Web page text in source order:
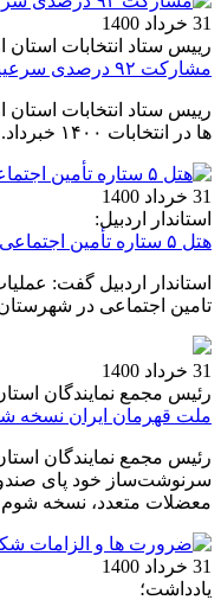
31 خرداد 1400
رییس ستاد انتخابات استان
مشارکت ۹۲ درصدی سرعینی ها در انتخابات ۱۴۰۰
ها در انتخابات ۱۴۰۰ خبرداد.
31 خرداد 1400
استاندار اردبیل:
هتل ۵ ستاره تأمین اجتماعی در سرعین احداث می‌شود
استاندار اردبیل گفت:
تامین اجتماعی در
31 خرداد 1400
رئیس مجمع نمایندگان
ملت قهرمان ایران نسخه
رئیس مجمع نمایندگان
سرنوشت‌ساز خود پای
معضلات متعدد، نسخه شوم
31 خرداد 1400
یادداشت؛